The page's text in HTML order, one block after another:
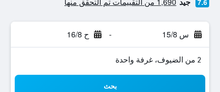
7.6
س 15/8 - ح 16/8
2 من الضيوف، غرفة واحدة
بحث